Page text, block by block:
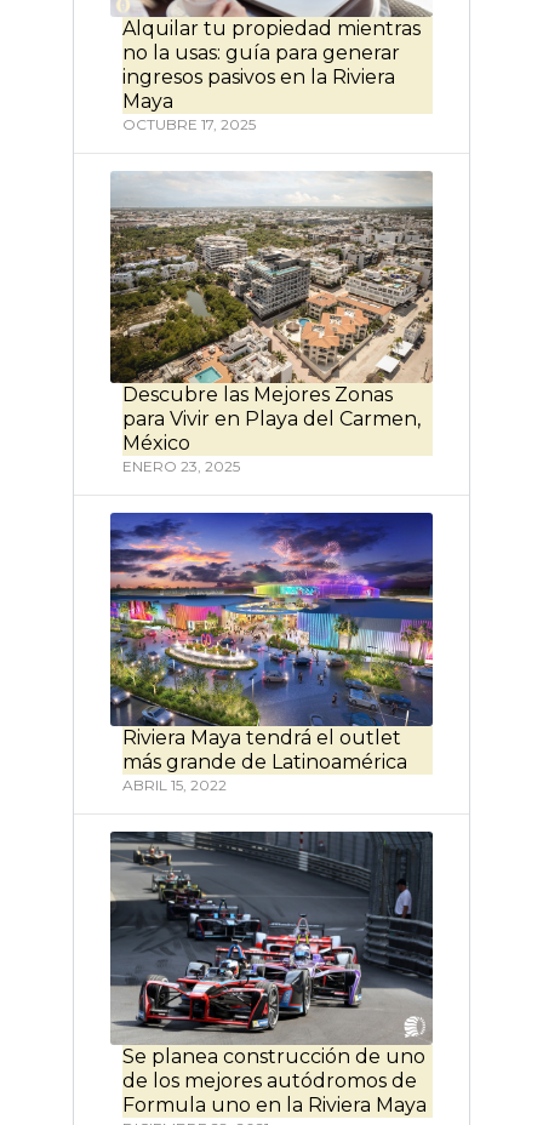
Alquilar tu propiedad mientras
no la usas: guía para generar
ingresos pasivos en la Riviera
Maya
OCTUBRE 17, 2025
Descubre las Mejores Zonas
para Vivir en Playa del Carmen,
México
ENERO 23, 2025
Riviera Maya tendrá el outlet
más grande de Latinoamérica
ABRIL 15, 2022
Se planea construcción de uno
de los mejores autódromos de
Formula uno en la Riviera Maya